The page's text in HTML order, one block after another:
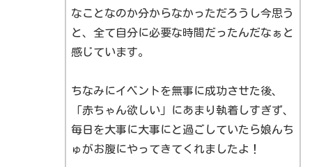
なことなのか分からなかっただろうし今思う
と、全て自分に必要な時間だったんだなぁと
感じています。
ちなみにイベントを無事に成功させた後、
「赤ちゃん欲しい」にあまり執着しすぎず、
毎日を大事に大事にと過ごしていたら娘んち
ゅがお腹にやってきてくれましたよ！